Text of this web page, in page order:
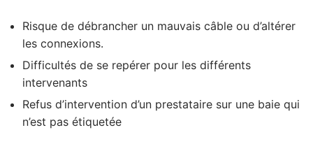
Risque de débrancher un mauvais câble ou d’altérer
les connexions.
Difficultés de se repérer pour les différents
intervenants
Refus d’intervention d’un prestataire sur une baie qui
n’est pas étiquetée